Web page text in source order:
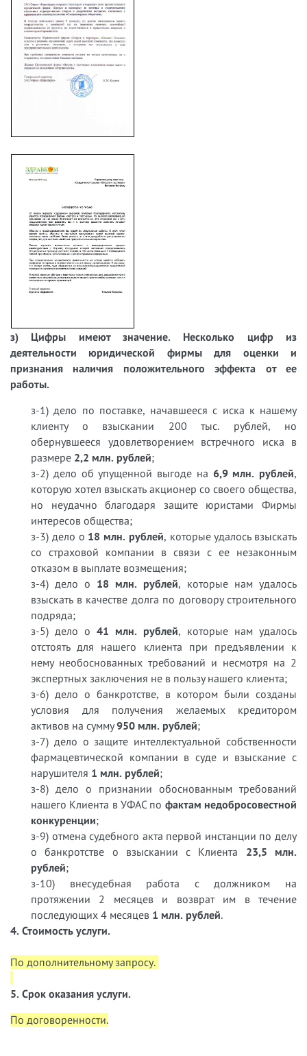
з) Цифры имеют значение. Несколько цифр из
деятельности юридической фирмы для оценки и
признания наличия положительного эффекта от ее
работы.
з-1) дело по поставке, начавшееся с иска к нашему
клиенту о взыскании 200 тыс. рублей, но
обернувшееся удовлетворением встречного иска в
размере 2,2 млн. рублей;
з-2) дело об упущенной выгоде на 6,9 млн. рублей,
которую хотел взыскать акционер со своего общества,
но неудачно благодаря защите юристами Фирмы
интересов общества;
з-3) дело о 18 млн. рублей, которые удалось взыскать
со страховой компании в связи с ее незаконным
отказом в выплате возмещения;
з-4) дело о 18 млн. рублей, которые нам удалось
взыскать в качестве долга по договору строительного
подряда;
з-5) дело о 41 млн. рублей, которые нам удалось
отстоять для нашего клиента при предъявлении к
нему необоснованных требований и несмотря на 2
экспертных заключения не в пользу нашего клиента;
з-6) дело о банкротстве, в котором были созданы
условия для получения желаемых кредитором
активов на сумму950 млн. рублей;
з-7) дело о защите интеллектуальной собственности
фармацевтической компании в суде и взыскание с
нарушителя 1 млн. рублей;
з-8) дело о признании обоснованным требований
нашего Клиента в УФАС по фактам недобросовестной
конкуренции;
з-9) отмена судебного акта первой инстанции по делу
о банкротстве о взыскании с Клиента 23,5 млн.
рублей;
з-10) внесудебная работа с должником на
протяжении 2 месяцев и возврат им в течение
последующих 4 месяцев 1 млн. рублей.
4. Стоимость услуги.
По дополнительному запросу.
5. Срок оказания услуги.
По договоренности.